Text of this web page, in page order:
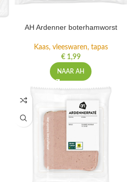
AH Ardenner boterhamworst
Kaas, vleeswaren, tapas
€1,99
NAAR AH